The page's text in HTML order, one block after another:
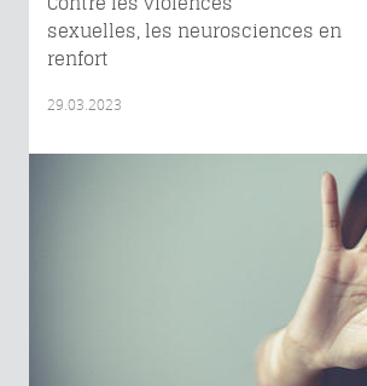
sexuelles, les neurosciences en
renfort
29.03.2023